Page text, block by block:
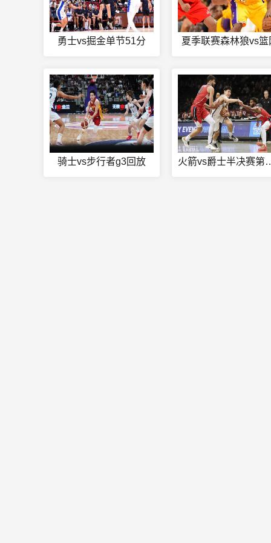
勇士vs掘金单节51分 夏季联赛森林狼vs篮
骑士vs步行者g3回放 火箭vs爵